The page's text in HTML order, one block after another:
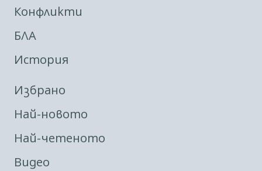
Конфликти
БЛА
История
Избрано
Най-новото
Най-четеното
Видео